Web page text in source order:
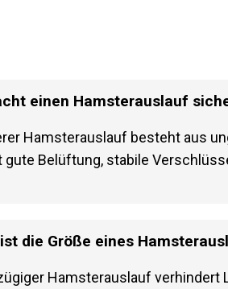
einen Hamsterauslauf
Hamsterauslauf besteht aus
gute Belüftung, stabile
die Größe eines
Hamsterauslauf verhindert